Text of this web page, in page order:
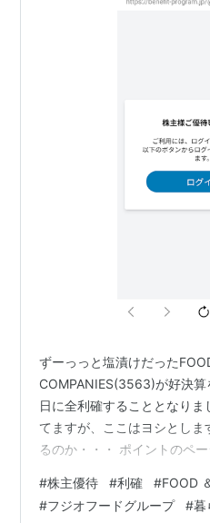
ずーっっと塩漬けだった
COMPANIES(3563)が好決
日に全利確することとなり
てますが、ここはヨシとし
るのか・・・ ポイントのペ
さ・・・ 余談ですが。。。
い？（「多くの株主から優待
#株主優待 #利確 #FOOD
#フジオフードグループ #暮